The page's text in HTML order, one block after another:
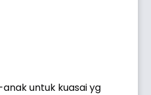
untuk kuasai yg